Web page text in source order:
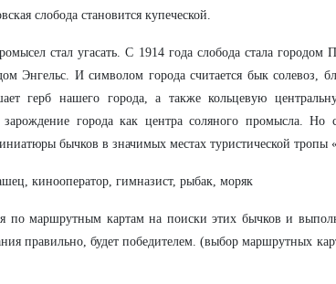
слобода становится купеческой.
стал угасать. С 1914 года слобода стала городом
Энгельс. И символом города считается бык солевоз,
герб нашего города, а также кольцевую
города как центра соляного промысла. Но
бычков в значимых местах туристической тропы
кинооператор, гимназист, рыбак, моряк
по маршрутным картам на поиски этих бычков и
правильно, будет победителем. (выбор маршрутных